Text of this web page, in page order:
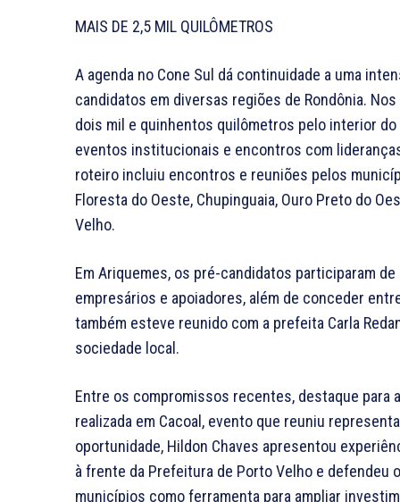
MAIS DE 2,5 MIL QUILÔMETROS
A agenda no Cone Sul dá continuidade a uma
candidatos em diversas regiões de Rondônia.
dois mil e quinhentos quilômetros pelo interior
eventos institucionais e encontros com
roteiro incluiu encontros e reuniões pelos
Floresta do Oeste, Chupinguaia, Ouro Preto do
Velho.
Em Ariquemes, os pré-candidatos participaram
empresários e apoiadores, além de conceder
também esteve reunido com a prefeita Carla
sociedade local.
Entre os compromissos recentes, destaque para
realizada em Cacoal, evento que reuniu
oportunidade, Hildon Chaves apresentou
à frente da Prefeitura de Porto Velho e defendeu
municípios como ferramenta para ampliar